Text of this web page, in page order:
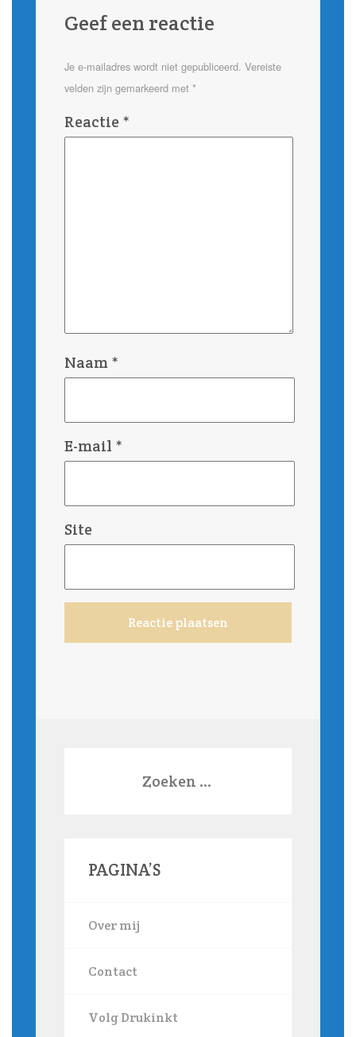
Geef een reactie
Je e-mailadres wordt niet gepubliceerd. Vereiste
velden zijn gemarkeerd met *
Reactie *
Naam *
E-mail *
Site
PAGINA’S
Over mij
Contact
Volg Drukinkt